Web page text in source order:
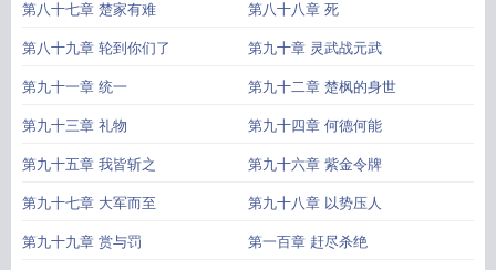
第八十七章 楚家有难 第八十八章 死
第八十九章 轮到你们了 第九十章 灵武战元武
第九十一章 统一 第九十二章 楚枫的身世
第九十三章 礼物 第九十四章 何德何能
第九十五章 我皆斩之 第九十六章 紫金令牌
第九十七章 大军而至 第九十八章 以势压人
第九十九章 赏与罚 第一百章 赶尽杀绝